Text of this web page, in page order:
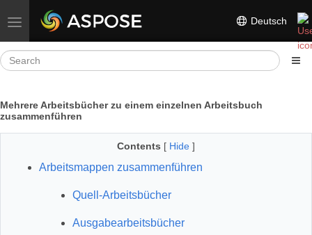
Toggle navigation Deutsch
Mehrere Arbeitsbücher zu einem einzelnen Arbeitsbuch
zusammenführen
Contents [ Hide ]
Arbeitsmappen zusammenführen
Quell-Arbeitsbücher
Ausgabearbeitsbücher